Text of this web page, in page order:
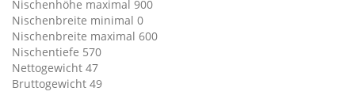
Nischenhöhe maximal 900
Nischenbreite minimal 0
Nischenbreite maximal 600
Nischentiefe 570
Nettogewicht 47
Bruttogewicht 49